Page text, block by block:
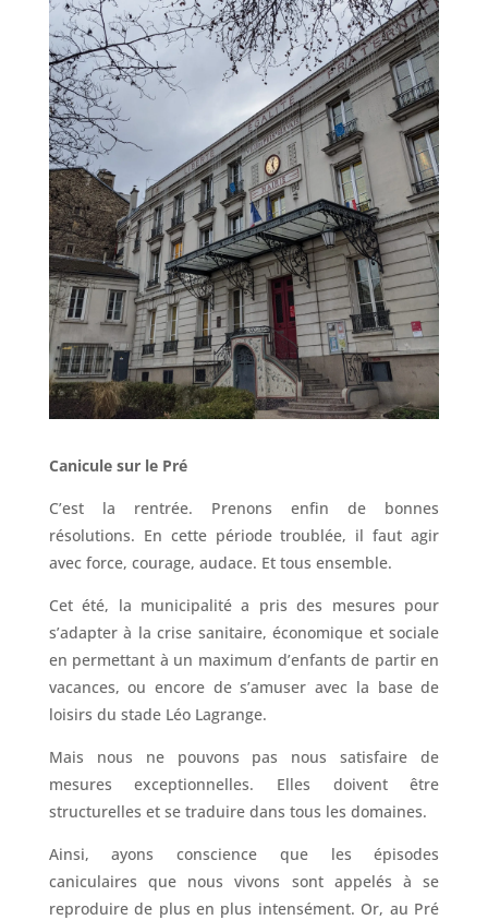
Canicule sur le Pré
C’est la rentrée. Prenons enfin de bonnes
résolutions. En cette période troublée, il faut agir
avec force, courage, audace. Et tous ensemble.
Cet été, la municipalité a pris des mesures pour
s’adapter à la crise sanitaire, économique et sociale
en permettant à un maximum d’enfants de partir en
vacances, ou encore de s’amuser avec la base de
loisirs du stade Léo Lagrange.
Mais nous ne pouvons pas nous satisfaire de
mesures exceptionnelles. Elles doivent être
structurelles et se traduire dans tous les domaines.
Ainsi, ayons conscience que les épisodes
caniculaires que nous vivons sont appelés à se
reproduire de plus en plus intensément. Or, au Pré